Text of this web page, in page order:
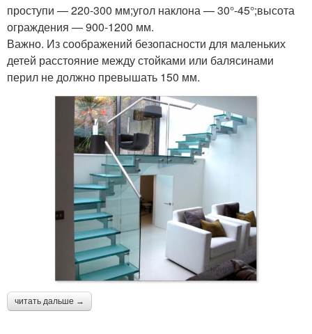
проступи — 220-300 мм;угол наклона — 30°-45°;высота
ограждения — 900-1200 мм.
Важно. Из соображений безопасности для маленьких
детей расстояние между стойками или балясинами
перил не должно превышать 150 мм.
читать дальше →